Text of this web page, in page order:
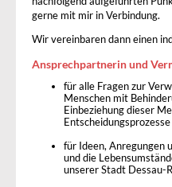
gerne mit mir in Verbindung.
Wir vereinbaren dann einen
Ansprechpartnerin und
für alle Fragen zur
Menschen mit
Einbeziehung dieser
Entscheidungsprozesse
für Ideen, Anregungen
und die
unserer Stadt Dessau-